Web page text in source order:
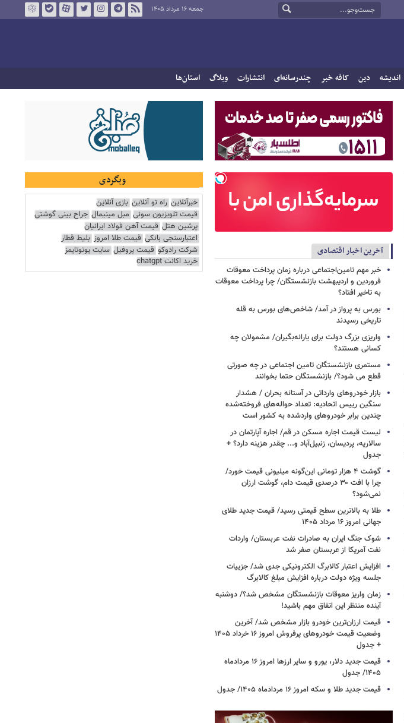
جمعه ۱۶ مرداد ۱۴۰۵
اندیشه دین کافه خبر چندرسانه‌ای انتشارات وبلاگ استان‌ها
آخرین اخبار اقتصادی
خبر مهم تامین‌اجتماعی درباره زمان پرداخت معوقات
فروردین و اردیبهشت بازنشستگان/ چرا پرداخت معوقات
به تاخیر افتاد؟
بورس به پرواز در آمد/ شاخص‌های بورس به قله
تاریخی رسیدند
واریزی بزرگ دولت برای یارانه‌بگیران/ مشمولان چه
کسانی هستند؟
مستمری بازنشستگان تامین اجتماعی در چه صورتی
قطع می شود؟/ بازنشستگان حتما بخوانند
بازار خودروهای وارداتی در آستانه بحران / هشدار
سنگین رییس اتحادیه: تعداد حواله‌های فروخته‌شده
چندین برابر خودروهای واردشده به کشور است
لیست قیمت اجاره مسکن در قم/ اجاره آپارتمان در
سالاریه، پردیسان، زنبیل‌آباد و... چقدر هزینه دارد؟ +
جدول
گوشت ۴ هزار تومانی این‌گونه میلیونی قیمت خورد/
چرا با افت ۳۰ درصدی قیمت دام، گوشت ارزان
نمی‌شود؟
طلا به بالاترین سطح قیمتی رسید/ قیمت جدید طلای
جهانی امروز ۱۶ مرداد ۱۴۰۵
شوک جنگ ایران به صادرات نفت عربستان/ واردات
نفت آمریکا از عربستان صفر شد
افزایش اعتبار کالابرگ الکترونیکی جدی شد/ جزییات
جلسه ویژه دولت درباره افزایش مبلغ کالابرگ
زمان واریز معوقات بازنشستگان مشخص شد؟/ دوشنبه
آینده منتظر این اتفاق مهم باشید!
قیمت ارزان‌ترین خودرو بازار مشخص شد/ آخرین
وضعیت قیمت خودروهای پرفروش امروز ۱۶ خرداد ۱۴۰۵
+ جدول
قیمت جدید دلار، یورو و سایر ارزها امروز ۱۶ مردادماه
۱۴۰۵/ جدول
قیمت جدید طلا و سکه امروز ۱۶ مردادماه ۱۴۰۵/ جدول
وبگردی
خبرآنلاین راه نو آنلاین بازی آنلاین
قیمت تلویزیون سونی مبل مینیمال جراح بینی گوشتی
پرشین هتل قیمت آهن فولاد ایرانیان
اعتبارسنجی بانکی قیمت طلا امروز بلیط قطار
شرکت رادوکو قیمت پروفیل سایت یوتوتایمز
خرید اکانت chatgpt